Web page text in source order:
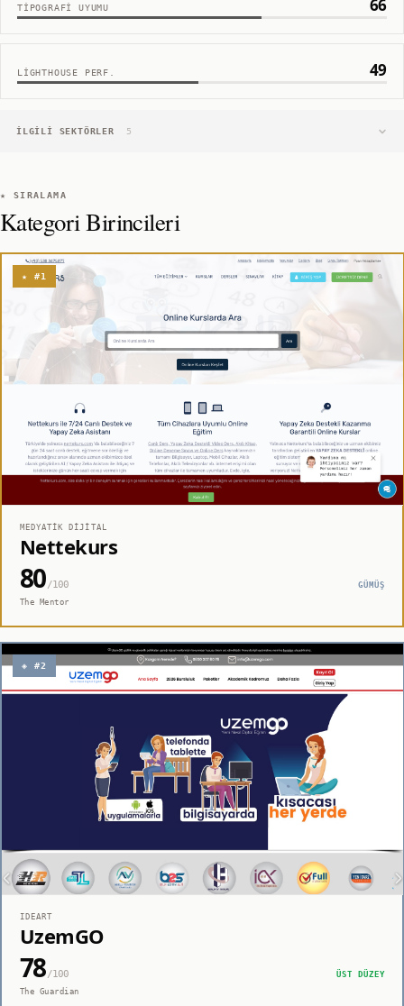
TIPOGRAFI UYUMU 66
LIGHTHOUSE PERF. 49
İLGILI SEKTÖRLER 5
★ SIRALAMA
Kategori Birincileri
★ #1
MEDYATIK DIJITAL
Nettekurs
80/100
GÜMÜŞ
The Mentor
◈ #2
IDEART
UzemGO
78/100
ÜST DÜZEY
The Guardian